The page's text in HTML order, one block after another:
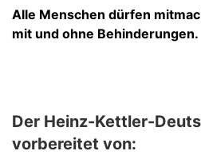
Alle Menschen dürfen
mit und ohne Behinderungen.
Der Heinz-Kettler-
vorbereitet von: